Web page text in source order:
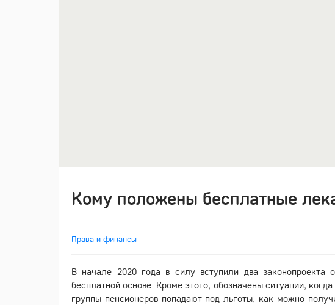
Кому положены бесплатные
Права и финансы
В начале 2020 года в силу вступили два законопроекта
бесплатной основе. Кроме этого, обозначены ситуации,
группы пенсионеров попадают под льготы, как можно